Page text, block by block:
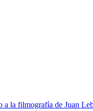
a la filmografía de Juan